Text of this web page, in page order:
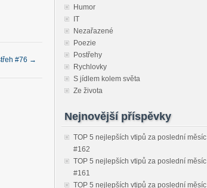
#76 →
Humor
IT
Nezařazené
Poezie
Postřehy
Rychlovky
S jídlem kolem světa
Ze života
Nejnovější příspěvky
TOP 5 nejlepších vtipů za poslední měsíc
#162
TOP 5 nejlepších vtipů za poslední měsíc
#161
TOP 5 nejlepších vtipů za poslední měsíc